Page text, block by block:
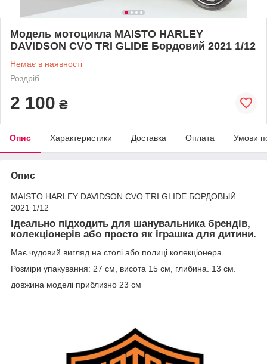
Модель мотоцикла MAISTO HARLEY
DAVIDSON CVO TRI GLIDE Бордовий 2021 1/12
Немає в наявності
Роздріб
2 100 ₴
Опис Характеристики Доставка Оплата Умови
Опис
MAISTO HARLEY DAVIDSON CVO TRI GLIDE БОРДОВЫЙ
2021 1/12
Ідеально підходить для шанувальника брендів,
колекціонерів або просто як іграшка для дитини.
Має чудовий вигляд на столі або полиці колекціонера.
Розміри упакування: 27 см, висота 15 см, глибина. 13 см.
довжина моделі приблизно 23 см